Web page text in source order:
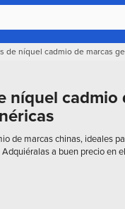
de níquel cadmio de marcas
níquel cadmio
de marcas chinas, ideales
a buen precio en